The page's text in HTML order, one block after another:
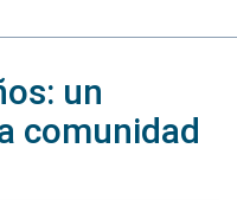
un
comunidad